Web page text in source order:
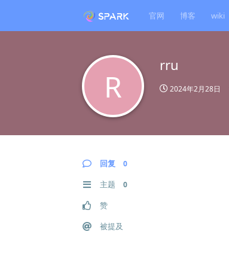
官网 博客 wiki
R
rru
2024年2月28日
回复 0
主题 0
赞
被提及